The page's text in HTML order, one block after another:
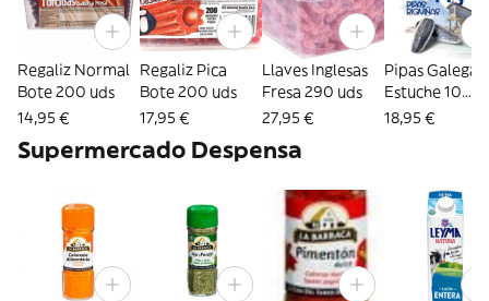
Regaliz Normal
Bote 200 uds
14,95 €
Regaliz Pica
Bote 200 uds
17,95 €
Llaves Inglesas
Fresa 290 uds
27,95 €
Pipas Galegas
Estuche 10
bolsas
18,95 €
Supermercado Despensa